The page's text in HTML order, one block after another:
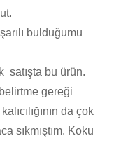
bulduğumu
satışta bu ürün.
gereği
da çok
sıkmıştım. Koku